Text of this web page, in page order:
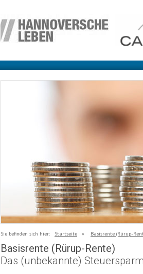
Sie befinden sich hier: Startseite » Basisrente (Rürup-
Basisrente (Rürup-Rente)
Das (unbekannte)